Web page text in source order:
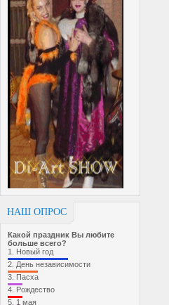
НАШ ОПРОС
Какой праздник Вы любите
больше всего?
1. Новый год
2. День независимости
3. Пасха
4. Рождество
5. 1 мая